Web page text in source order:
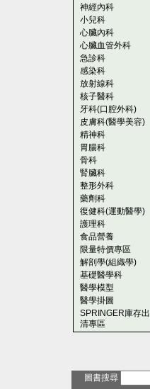
神經內科
小兒科
心臟內科
心臟血管外科
急診科
感染科
放射線科
核子醫科
牙科(口腔外科)
皮膚科(醫學美容)
精神科
胃腸科
骨科
腎臟科
整形外科
藥劑科
復健科(運動醫學)
護理科
食品營養
限量特價專區
解剖學(組織學)
基礎醫學科
醫學模型
醫學掛圖
SPRINGER庫存出
清專區
圖書搜尋